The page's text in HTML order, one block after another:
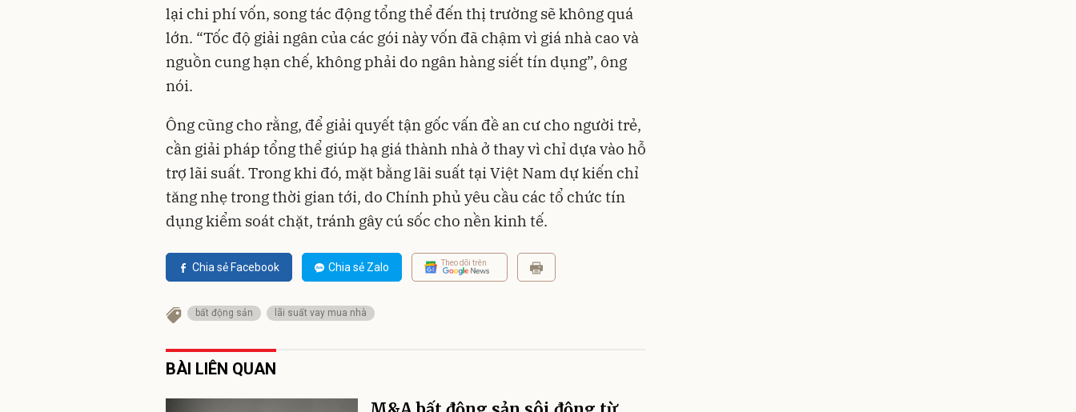
lại chi phí vốn, song tác động tổng thể đến thị trường sẽ không quá
lớn. “Tốc độ giải ngân của các gói này vốn đã chậm vì giá nhà cao và
nguồn cung hạn chế, không phải do ngân hàng siết tín dụng”, ông
nói.
Ông cũng cho rằng, để giải quyết tận gốc vấn đề an cư cho người trẻ,
cần giải pháp tổng thể giúp hạ giá thành nhà ở thay vì chỉ dựa vào hỗ
trợ lãi suất. Trong khi đó, mặt bằng lãi suất tại Việt Nam dự kiến chỉ
tăng nhẹ trong thời gian tới, do Chính phủ yêu cầu các tổ chức tín
dụng kiểm soát chặt, tránh gây cú sốc cho nền kinh tế.
Chia sẻ Facebook Chia sẻ Zalo Theo dõi trên
bất động sản lãi suất vay mua nhà
BÀI LIÊN QUAN